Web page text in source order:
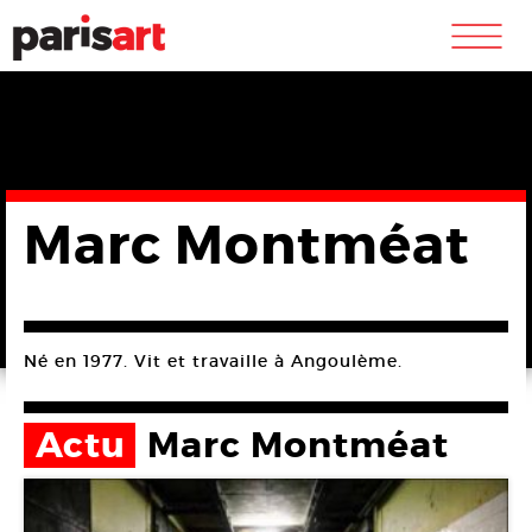
m
Marc Montméat
Né en 1977. Vit et travaille à Angoulème.
Actu Marc Montméat